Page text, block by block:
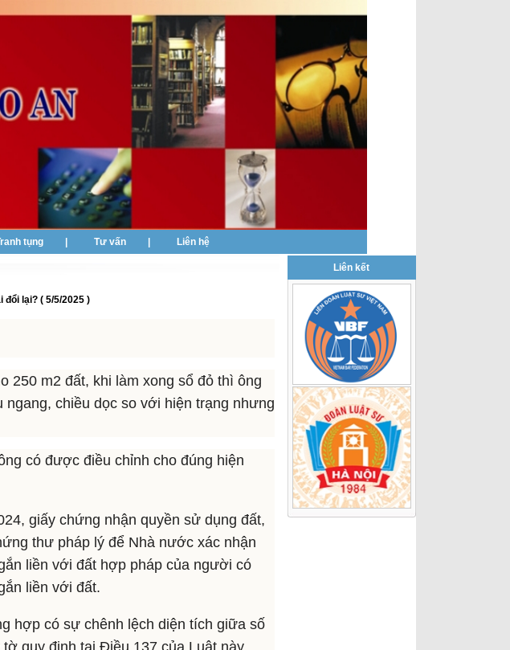
tụng Tư vấn Liên hệ
lại? ( 5/5/2025 )
250 m2 đất, khi làm xong sổ đỏ thì ông
chiều dọc so với hiện trạng nhưng
có được điều chỉnh cho đúng hiện
giấy chứng nhận quyền sử dụng đất,
thư pháp lý để Nhà nước xác nhận
liền với đất hợp pháp của người có
liền với đất.
hợp có sự chênh lệch diện tích giữa số
quy định tại Điều 137 của Luật này
Liên kết